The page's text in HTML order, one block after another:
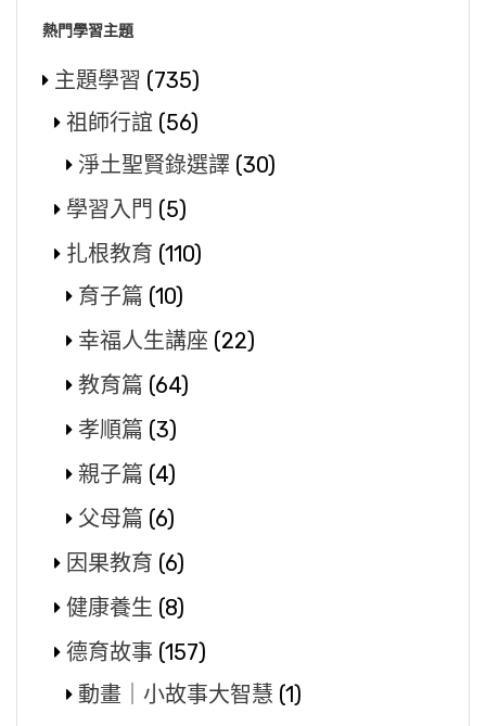
熱門學習主題
主題學習 (735)
祖師行誼 (56)
淨土聖賢錄選譯 (30)
學習入門 (5)
扎根教育 (110)
育子篇 (10)
幸福人生講座 (22)
教育篇 (64)
孝順篇 (3)
親子篇 (4)
父母篇 (6)
因果教育 (6)
健康養生 (8)
德育故事 (157)
動畫｜小故事大智慧 (1)